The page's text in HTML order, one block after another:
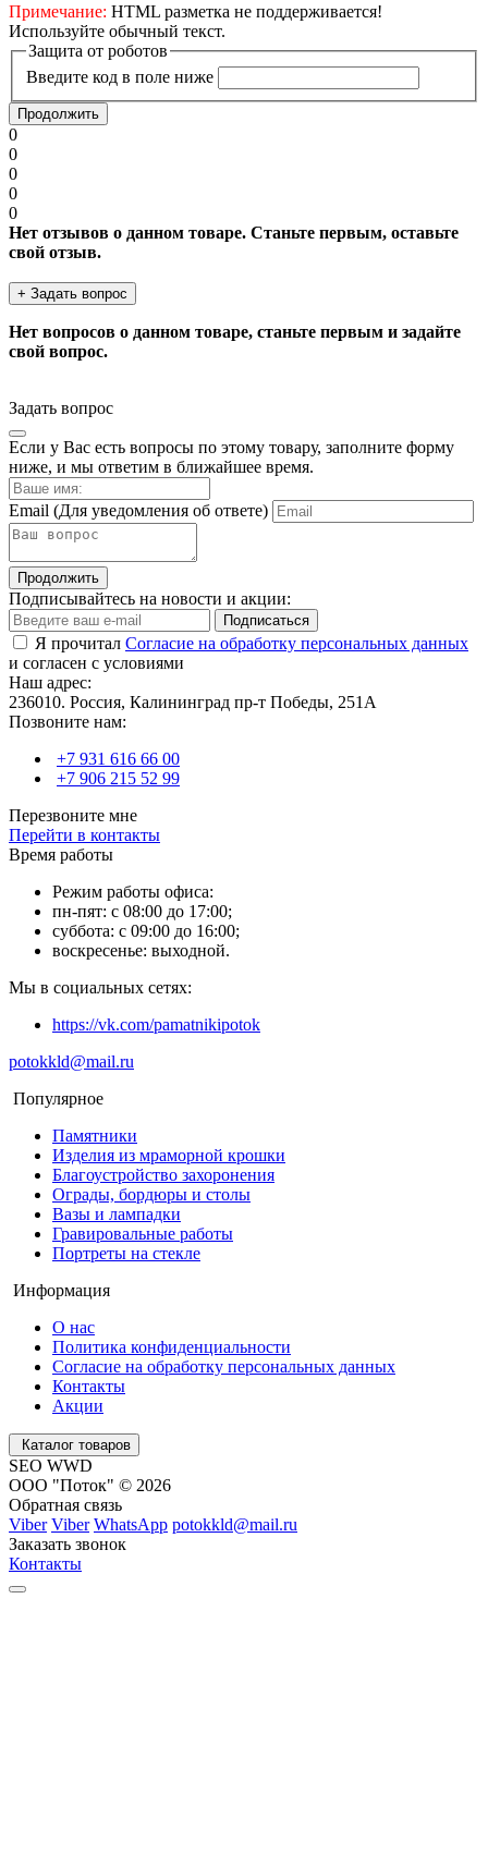
Примечание: HTML разметка не поддерживается!
Используйте обычный текст.
Защита от роботов
Введите код в поле ниже
Продолжить
0
0
0
0
0
Нет отзывов о данном товаре. Станьте первым, оставьте
свой отзыв.
+ Задать вопрос
Нет вопросов о данном товаре, станьте первым и задайте
свой вопрос.
Задать вопрос
Если у Вас есть вопросы по этому товару, заполните форму
ниже, и мы ответим в ближайшее время.
Email (Для уведомления об ответе)
Продолжить
Подписывайтесь на новости и акции:
Подписаться
Я прочитал Согласие на обработку персональных данных
и согласен с условиями
Наш адрес:
236010. Россия, Калининград пр-т Победы, 251А
Позвоните нам:
+7 931 616 66 00
+7 906 215 52 99
Перезвоните мне
Перейти в контакты
Время работы
Режим работы офиса:
пн-пят: с 08:00 до 17:00;
суббота: с 09:00 до 16:00;
воскресенье: выходной.
Мы в социальных сетях:
https://vk.com/pamatnikipotok
potokkld@mail.ru
Популярное
Памятники
Изделия из мраморной крошки
Благоустройство захоронения
Ограды, бордюры и столы
Вазы и лампадки
Гравировальные работы
Портреты на стекле
Информация
О нас
Политика конфиденциальности
Согласие на обработку персональных данных
Контакты
Акции
Каталог товаров
SEO WWD
ООО "Поток" © 2026
Обратная связь
Viber Viber WhatsApp potokkld@mail.ru
Заказать звонок
Контакты